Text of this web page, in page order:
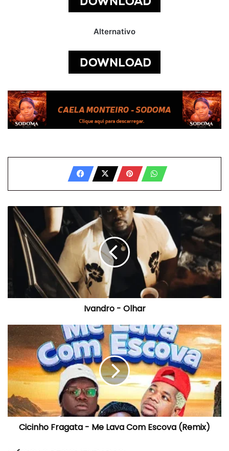
Alternativo
Ivandro
Olhar
Ivandro - Olhar
Cicinho
Fragata
-
Me
Lava
Com
Escova
(Remix)
Cicinho Fragata - Me Lava Com Escova (Remix)